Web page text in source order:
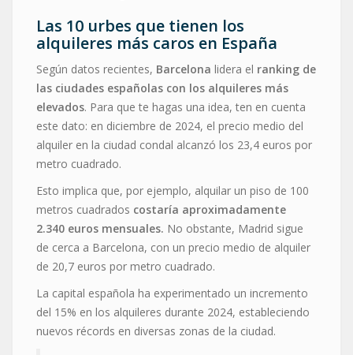
Las 10 urbes que tienen los
alquileres más caros en España
Según datos recientes, Barcelona lidera el ranking de
las ciudades españolas con los alquileres más
elevados. Para que te hagas una idea, ten en cuenta
este dato: en diciembre de 2024, el precio medio del
alquiler en la ciudad condal alcanzó los 23,4 euros por
metro cuadrado.
Esto implica que, por ejemplo, alquilar un piso de 100
metros cuadrados costaría aproximadamente
2.340 euros mensuales. No obstante, Madrid sigue
de cerca a Barcelona, con un precio medio de alquiler
de 20,7 euros por metro cuadrado.
La capital española ha experimentado un incremento
del 15% en los alquileres durante 2024, estableciendo
nuevos récords en diversas zonas de la ciudad.